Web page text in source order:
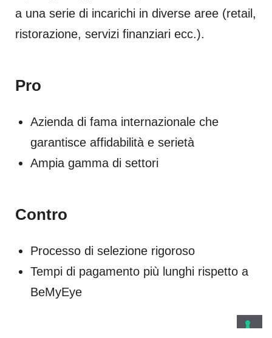
a una serie di incarichi in diverse aree (retail,
ristorazione, servizi finanziari ecc.).
Pro
Azienda di fama internazionale che
garantisce affidabilità e serietà
Ampia gamma di settori
Contro
Processo di selezione rigoroso
Tempi di pagamento più lunghi rispetto a
BeMyEye